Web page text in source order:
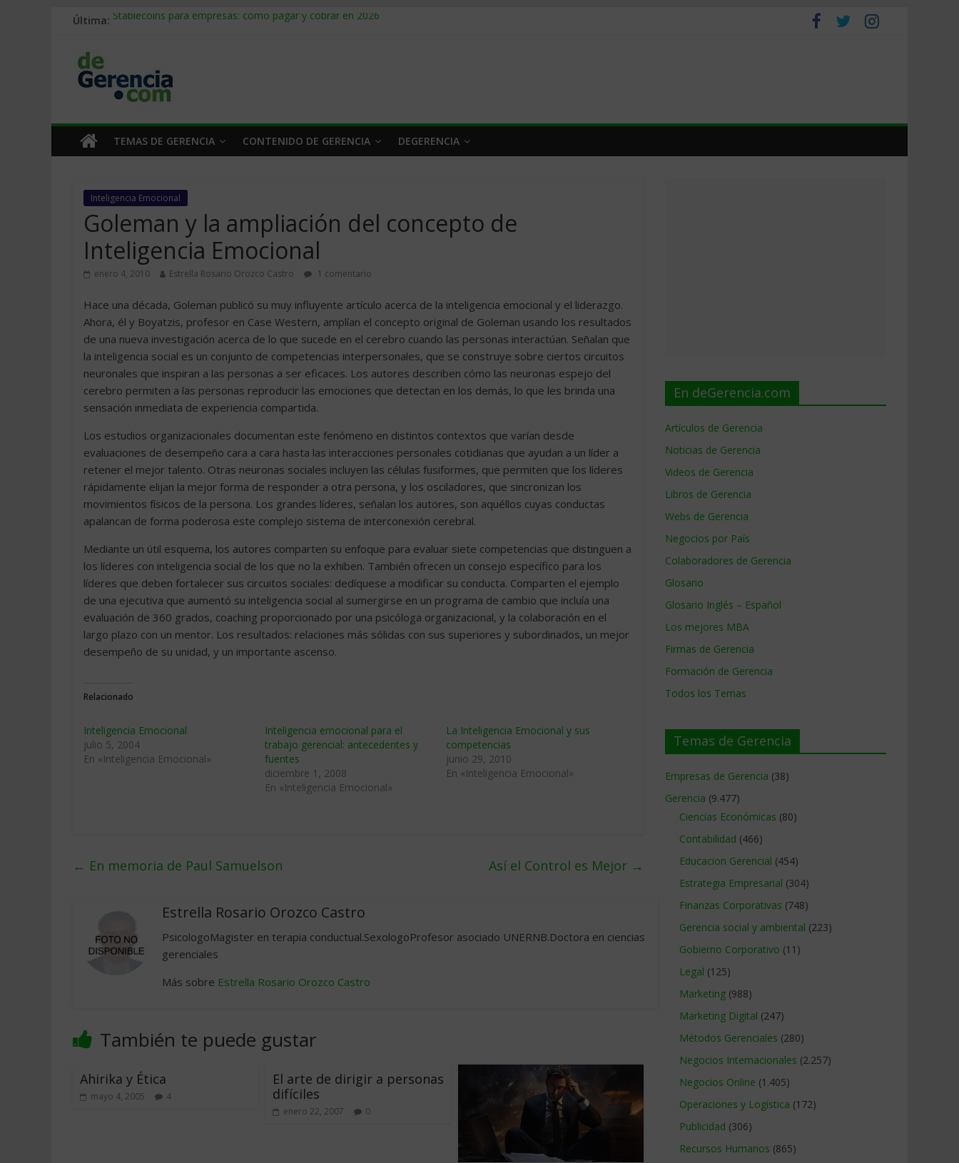
Última: Stablecoins para empresas: cómo pagar y cobrar en 2026
Trabajo forzoso en la cadena de suministro: qué hacer
Mercado hispano de EE. UU.: cómo segmentarlo y venderle
TEMAS DE GERENCIA CONTENIDO DE GERENCIA DEGERENCIA
Inteligencia Emocional
Goleman y la ampliación del concepto de
Inteligencia Emocional
enero 4, 2010 Estrella Rosario Orozco Castro 1 comentario
Hace una década, Goleman publicó su muy influyente artículo acerca de la inteligencia emocional y el liderazgo.
Ahora, él y Boyatzis, profesor en Case Western, amplían el concepto original de Goleman usando los resultados
de una nueva investigación acerca de lo que sucede en el cerebro cuando las personas interactúan. Señalan que
la inteligencia social es un conjunto de competencias interpersonales, que se construye sobre ciertos circuitos
neuronales que inspiran a las personas a ser eficaces. Los autores describen cómo las neuronas espejo del
cerebro permiten a las personas reproducir las emociones que detectan en los demás, lo que les brinda una
sensación inmediata de experiencia compartida.
Los estudios organizacionales documentan este fenómeno en distintos contextos que varían desde
evaluaciones de desempeño cara a cara hasta las interacciones personales cotidianas que ayudan a un líder a
retener el mejor talento. Otras neuronas sociales incluyen las células fusiformes, que permiten que los líderes
rápidamente elijan la mejor forma de responder a otra persona, y los osciladores, que sincronizan los
movimientos físicos de la persona. Los grandes líderes, señalan los autores, son aquéllos cuyas conductas
apalancan de forma poderosa este complejo sistema de interconexión cerebral.
Mediante un útil esquema, los autores comparten su enfoque para evaluar siete competencias que distinguen a
los líderes con inteligencia social de los que no la exhiben. También ofrecen un consejo específico para los
líderes que deben fortalecer sus circuitos sociales: dedíquese a modificar su conducta. Comparten el ejemplo
de una ejecutiva que aumentó su inteligencia social al sumergirse en un programa de cambio que incluía una
evaluación de 360 grados, coaching proporcionado por una psicóloga organizacional, y la colaboración en el
largo plazo con un mentor. Los resultados: relaciones más sólidas con sus superiores y subordinados, un mejor
desempeño de su unidad, y un importante ascenso.
Relacionado
Inteligencia Emocional
julio 5, 2004
En «Inteligencia Emocional»
Inteligencia emocional para el
trabajo gerencial: antecedentes y
fuentes
diciembre 1, 2008
En «Inteligencia Emocional»
La Inteligencia Emocional y sus
competencias
junio 29, 2010
En «Inteligencia Emocional»
← En memoria de Paul Samuelson Así el Control es Mejor →
Estrella Rosario Orozco Castro
PsicologoMagister en terapia conductual.SexologoProfesor asociado UNERNB.Doctora en ciencias
gerenciales
Más sobre Estrella Rosario Orozco Castro
También te puede gustar
Ahirika y Ética
mayo 4, 2005 4
El arte de dirigir a personas
difíciles
enero 22, 2007 0
En deGerencia.com
Artículos de Gerencia
Noticias de Gerencia
Videos de Gerencia
Libros de Gerencia
Webs de Gerencia
Negocios por País
Colaboradores de Gerencia
Glosario
Glosario Inglés – Español
Los mejores MBA
Firmas de Gerencia
Formación de Gerencia
Todos los Temas
Temas de Gerencia
Empresas de Gerencia (38)
Gerencia (9.477)
Ciencias Económicas (80)
Contabilidad (466)
Educacion Gerencial (454)
Estrategia Empresarial (304)
Finanzas Corporativas (748)
Gerencia social y ambiental (223)
Gobierno Corporativo (11)
Legal (125)
Marketing (988)
Marketing Digital (247)
Métodos Gerenciales (280)
Negocios Internacionales (2.257)
Negocios Online (1.405)
Operaciones y Logística (172)
Publicidad (306)
Recursos Humanos (865)